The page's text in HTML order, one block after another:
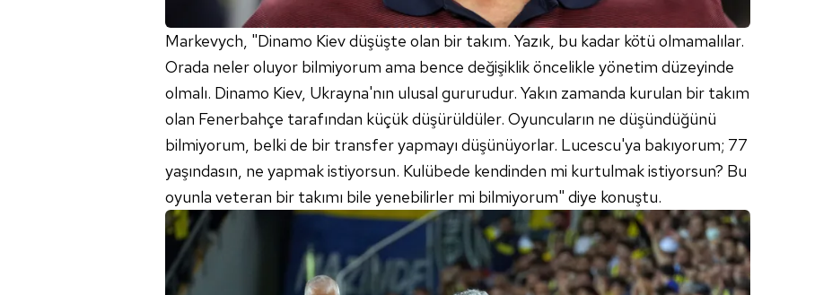
Markevych, "Dinamo Kiev düşüşte olan bir takım. Yazık, bu kadar kötü olmamalılar.
Orada neler oluyor bilmiyorum ama bence değişiklik öncelikle yönetim düzeyinde
olmalı. Dinamo Kiev, Ukrayna'nın ulusal gururudur. Yakın zamanda kurulan bir takım
olan Fenerbahçe tarafından küçük düşürüldüler. Oyuncuların ne düşündüğünü
bilmiyorum, belki de bir transfer yapmayı düşünüyorlar. Lucescu'ya bakıyorum; 77
yaşındasın, ne yapmak istiyorsun. Kulübede kendinden mi kurtulmak istiyorsun? Bu
oyunla veteran bir takımı bile yenebilirler mi bilmiyorum" diye konuştu.